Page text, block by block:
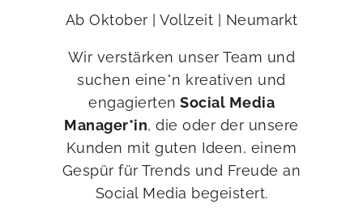
Ab Oktober | Vollzeit | Neumarkt
Wir verstärken unser Team und
suchen eine*n kreativen und
engagierten Social Media
Manager*in, die oder der unsere
Kunden mit guten Ideen, einem
Gespür für Trends und Freude an
Social Media begeistert.